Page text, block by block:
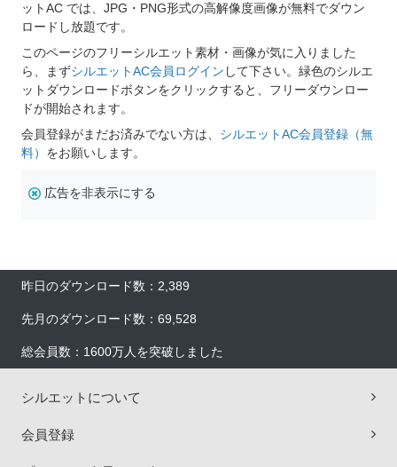
ットAC では、JPG・PNG形式の高解像度画像が無料でダウン
ロードし放題です。
このページのフリーシルエット素材・画像が気に入りました
ら、まずシルエットAC会員ログイン して下さい。緑色のシルエ
ットダウンロードボタンをクリックすると、フリーダウンロー
ドが開始されます。
会員登録がまだお済みでない方は、 シルエットAC会員登録（無
料） をお願いします。
広告を非表示にする
昨日のダウンロード数：2,389
先月のダウンロード数：69,528
総会員数：1600万人を突破しました
シルエットについて
会員登録